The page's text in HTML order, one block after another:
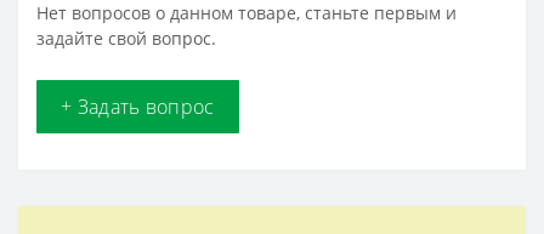
Нет вопросов о данном товаре, станьте первым и
задайте свой вопрос.
+ Задать вопрос